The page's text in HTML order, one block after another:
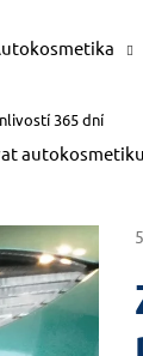
365 dní